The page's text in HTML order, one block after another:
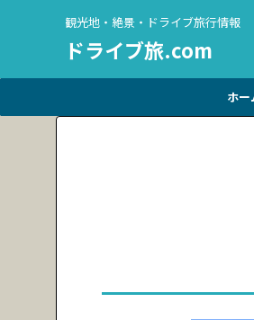
観光地・絶景・ドライブ旅行情報
ドライブ旅.com
ホー